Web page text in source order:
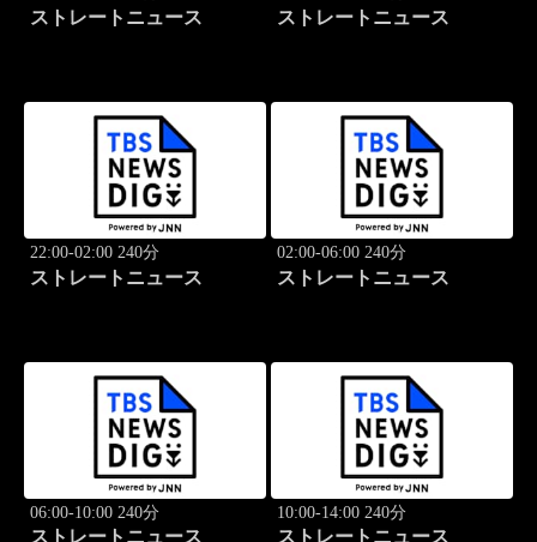
ストレートニュース ストレートニュース
22:00-02:00 240分
ストレートニュース
02:00-06:00 240分
ストレートニュース
06:00-10:00 240分
ストレートニュース
10:00-14:00 240分
ストレートニュース